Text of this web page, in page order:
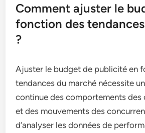
Comment ajuster le
fonction des
?
Ajuster le budget de publicité en
tendances du marché nécessite
continue des comportements des
et des mouvements des
d’analyser les données de